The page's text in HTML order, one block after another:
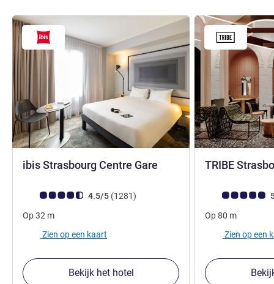
ibis Strasbourg Centre Gare
Avis-klantbeoordeling (ALL beoordeling)
4.5/5 (1281beoordelingen
)
Op32 m
Zien op een kaart
Bekijk het hotel
TRIBE
Avis-
Op80 m
Zien op een